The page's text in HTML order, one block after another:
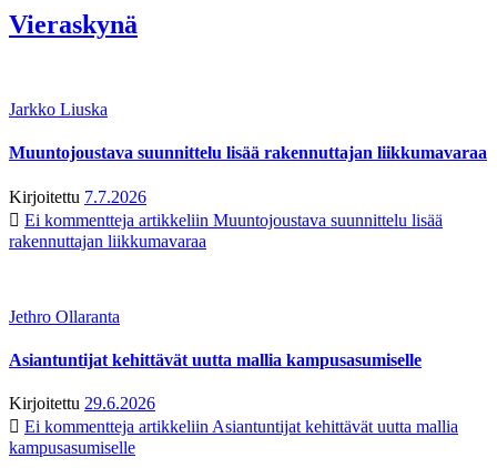
Vieraskynä
Jarkko Liuska
Muuntojoustava suunnittelu lisää rakennuttajan liikkumavaraa
Kirjoitettu 7.7.2026
Ei kommentteja artikkeliin Muuntojoustava suunnittelu lisää
rakennuttajan liikkumavaraa
Jethro Ollaranta
Asiantuntijat kehittävät uutta mallia kampusasumiselle
Kirjoitettu 29.6.2026
Ei kommentteja artikkeliin Asiantuntijat kehittävät uutta mallia
kampusasumiselle